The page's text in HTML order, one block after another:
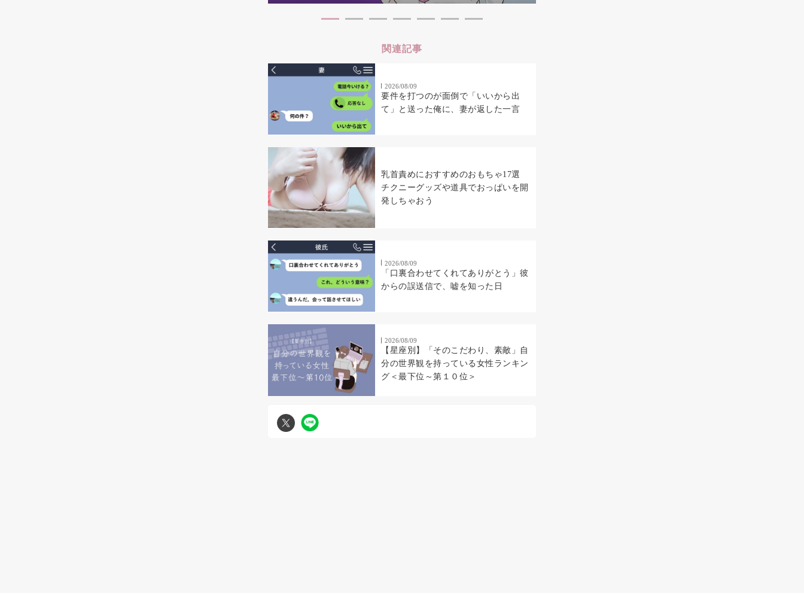
関連記事
2026/08/09
要件を打つのが面倒で「いいから出
て」と送った俺に、妻が返した一言
乳首責めにおすすめのおもちゃ17選
チクニーグッズや道具でおっぱいを開
発しちゃおう
2026/08/09
「口裏合わせてくれてありがとう」彼
からの誤送信で、嘘を知った日
2026/08/09
【星座別】「そのこだわり、素敵」自
分の世界観を持っている女性ランキン
グ＜最下位～第１０位＞